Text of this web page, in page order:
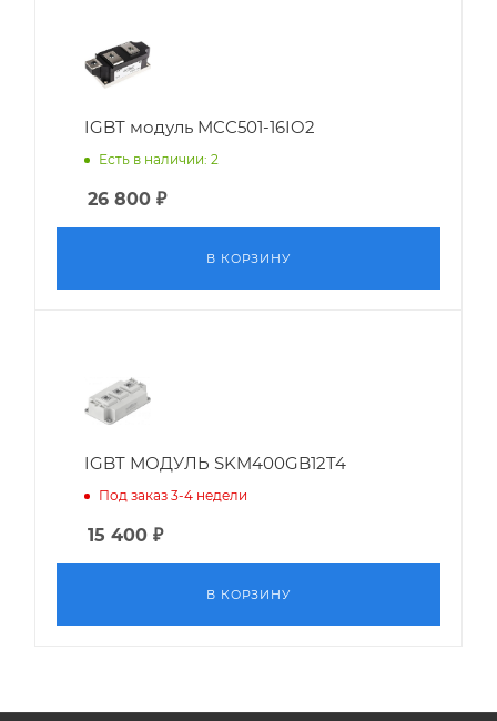
IGBT модуль MCC501-16IO2
Есть в наличии: 2
26 800 ₽
В КОРЗИНУ
IGBT МОДУЛЬ SKM400GB12T4
Под заказ 3-4 недели
15 400 ₽
В КОРЗИНУ